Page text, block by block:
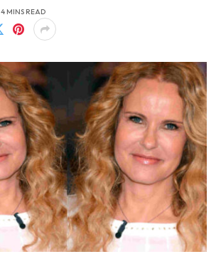
4 MINS READ